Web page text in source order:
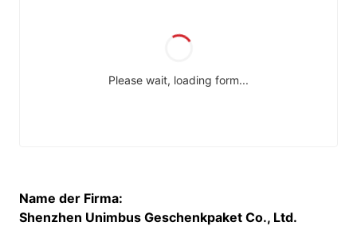
Name der Firma:
Shenzhen Unimbus Geschenkpaket Co., Ltd.